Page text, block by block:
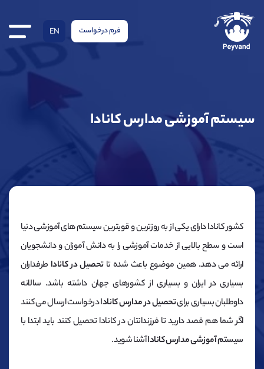
فرم درخواست EN
سیستم آموزشی مدارس کانادا
کشور کانادا دارای یکی از به روزترین و قویترین سیستم های آموزشی دنیا
است و سطح بالایی از خدمات آموزشی را به دانش آموزان و دانشجویان
ارائه می دهد. همین موضوع باعث شده تا تحصیل در کانادا طرفداران
بسیاری در ایران و بسیاری از کشورهای جهان داشته باشد. سالانه
داوطلبان بسیاری برایتحصیل در مدارس کانادادرخواست ارسال می کنند
اگر شما هم قصد دارید تا فرزندانتان در کانادا تحصیل کنند باید ابتدا با
سیستم آموزشی مدارس کاناداآشنا شوید.